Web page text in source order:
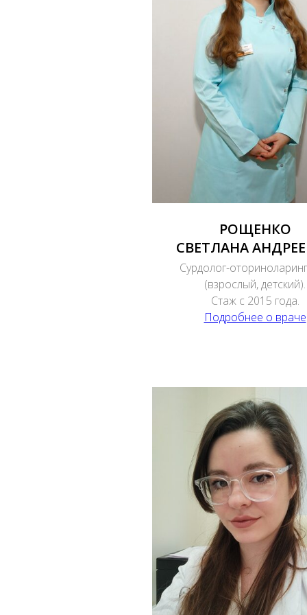
РОЩЕНКО
СВЕТЛАНА
Сурдолог-
(взрослый, детский).
Стаж с 2015 года.
Подробнее о враче